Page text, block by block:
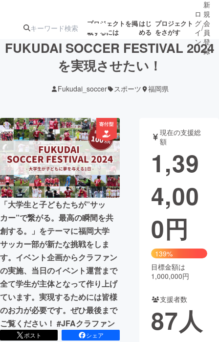
プロジェクトを掲
載するには
はじ
める
プロジェクト
をさがす
ターン
ジェクト
募集終了が近いプ
ロジェクト
アート・写真 音楽
テクノロジー・ガジェット ゲーム・サ
映像・映画
ビジネス・起業
まちづくり・地域活性化
CAMPFIRE for Social Good
CAMPFIRE Creation
CAMPFIREふるさと納税machi-ya コミュニティ
ロ
グ
イ
ン
/
新
規
会
員
登
録
FUKUDAI SOCCER FESTIVAL 2024
を実現させたい！
Fukudai_soccer スポーツ 福岡県
「大学生と子どもたちが”サッ
カー”で繋がる。最高の瞬間を共
創する。」をテーマに福岡大学
サッカー部が新たな挑戦をしま
す。イベント企画からクラファン
の実施、当日のイベント運営まで
全て学生が主体となって作り上げ
ています。実現するためには皆様
のお力が必要です。ぜひ最後まで
ご覧ください！ #JFAクラファン
ポスト
シェア
現在の支援総
額
1,39
4,00
0円
139%
目標金額は
1,000,000円
支援者数
87人